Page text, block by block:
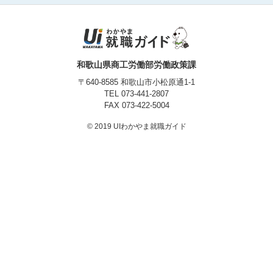
和歌山県商工労働部労働政策課
〒640-8585 和歌山市小松原通1-1
TEL 073-441-2807
FAX 073-422-5004
© 2019 UIわかやま就職ガイド